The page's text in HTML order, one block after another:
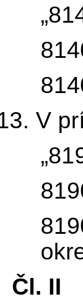
V
Čl. II